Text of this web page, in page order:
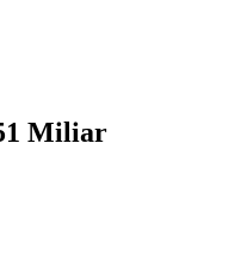
Miliar